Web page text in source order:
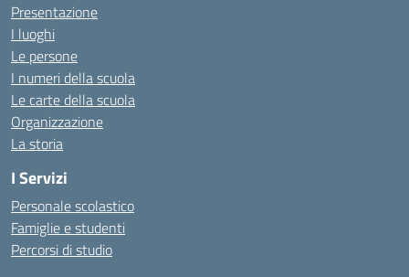
Presentazione
I luoghi
Le persone
I numeri della scuola
Le carte della scuola
Organizzazione
La storia
I Servizi
Personale scolastico
Famiglie e studenti
Percorsi di studio